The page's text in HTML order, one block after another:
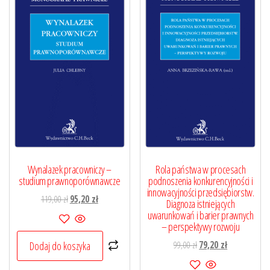
Wynalazek pracowniczy –
studium prawnoporównawcze
119,00złPierwotna
cena
wynosiła:
119,00 zł.
95,20 złAktualna
95,20 zł.
Dodaj do koszyka
Rola państwa w procesach
podnoszenia konkurencyjności i
innowacyjności przedsiębiorstw.
Diagnoza istniejących
uwarunkowań i barier prawnych
– perspektywy rozwoju
99,00złPierwotna
cena
79,20 złAktualna